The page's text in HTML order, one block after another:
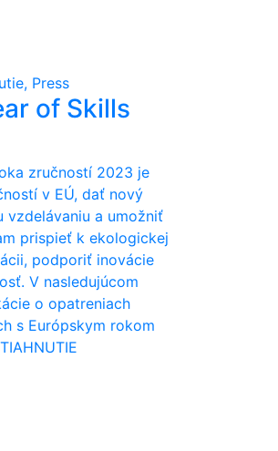
Press
of Skills
zručností 2023 je
v EÚ, dať nový
vzdelávaniu a umožniť
prispieť k ekologickej
podporiť inovácie
V nasledujúcom
o opatreniach
s Európskym rokom